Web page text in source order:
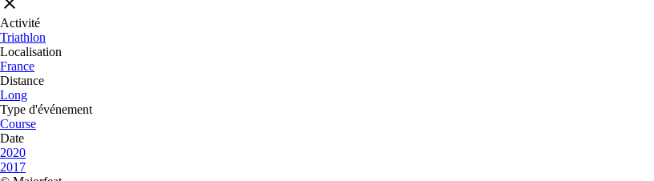
Activité
Triathlon
Localisation
France
Distance
Long
Type d'événement
Course
Date
2020
2017